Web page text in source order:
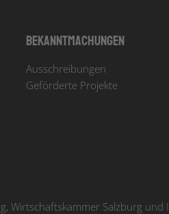
Bekanntmachungen
Ausschreibungen
Geförderte Projekte
Wirtschaftskammer Salzburg